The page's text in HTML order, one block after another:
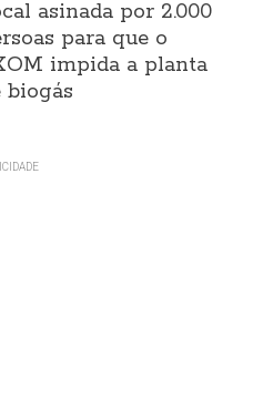
asinada por 2.000
para que o
impida a planta
biogás